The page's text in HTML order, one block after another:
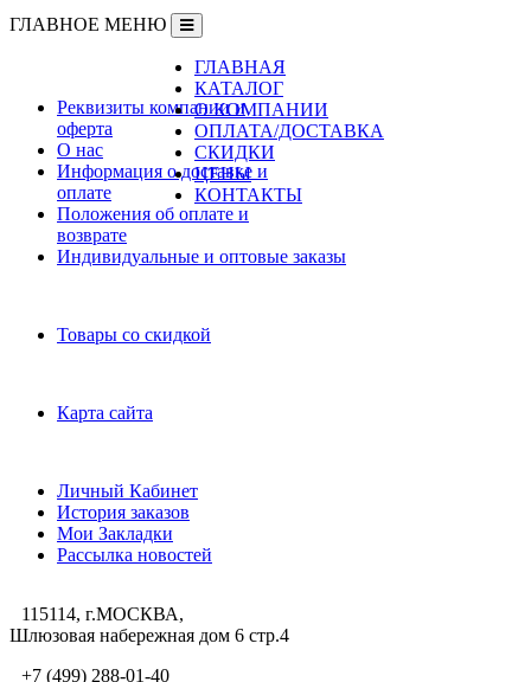
ГЛАВНОЕ МЕНЮ
ГЛАВНАЯ
КАТАЛОГ
О КОМПАНИИ
ОПЛАТА/ДОСТАВКА
СКИДКИ
ЦЕНЫ
КОНТАКТЫ
Реквизиты компании и
оферта
О нас
Информация о доставке и
оплате
Положения об оплате и
возврате
Индивидуальные и оптовые заказы
Товары со скидкой
Карта сайта
Личный Кабинет
История заказов
Мои Закладки
Рассылка новостей
115114, г.МОСКВА,
Шлюзовая набережная дом 6 стр.4
+7 (499) 288-01-40